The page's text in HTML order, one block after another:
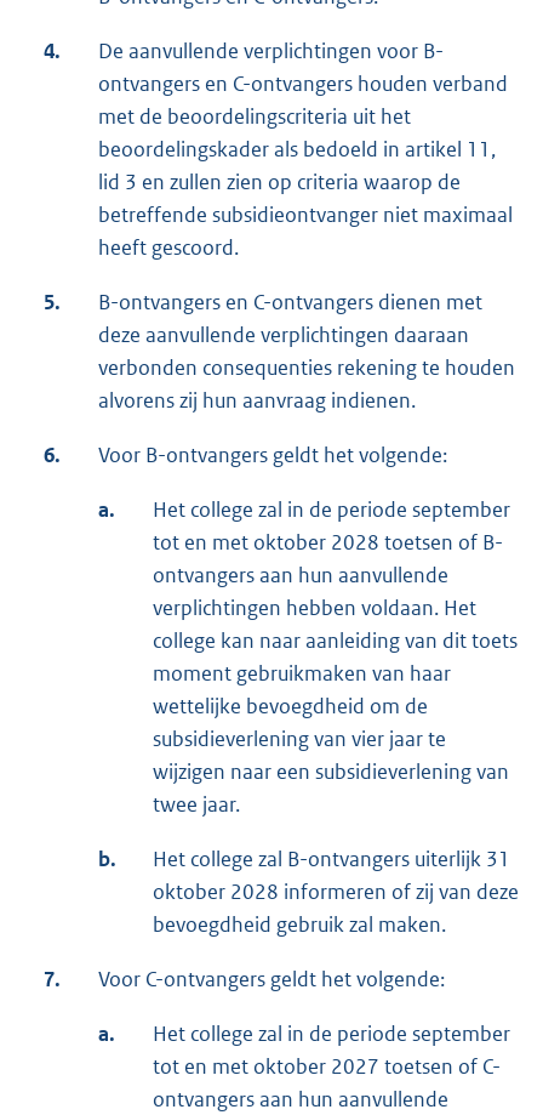
4.
De aanvullende verplichtingen voor B-
ontvangers en C-ontvangers houden verband
met de beoordelingscriteria uit het
beoordelingskader als bedoeld in artikel 11,
lid 3 en zullen zien op criteria waarop de
betreffende subsidieontvanger niet maximaal
heeft gescoord.
5.
B-ontvangers en C-ontvangers dienen met
deze aanvullende verplichtingen daaraan
verbonden consequenties rekening te houden
alvorens zij hun aanvraag indienen.
6. Voor B-ontvangers geldt het volgende:
a.
Het college zal in de periode september
tot en met oktober 2028 toetsen of B-
ontvangers aan hun aanvullende
verplichtingen hebben voldaan. Het
college kan naar aanleiding van dit toets
moment gebruikmaken van haar
wettelijke bevoegdheid om de
subsidieverlening van vier jaar te
wijzigen naar een subsidieverlening van
twee jaar.
b.
Het college zal B-ontvangers uiterlijk 31
oktober 2028 informeren of zij van deze
bevoegdheid gebruik zal maken.
7. Voor C-ontvangers geldt het volgende:
a.
Het college zal in de periode september
tot en met oktober 2027 toetsen of C-
ontvangers aan hun aanvullende